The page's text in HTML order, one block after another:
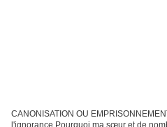
CANONISATION OU
l'ignorance Pourquoi ma sœur et de